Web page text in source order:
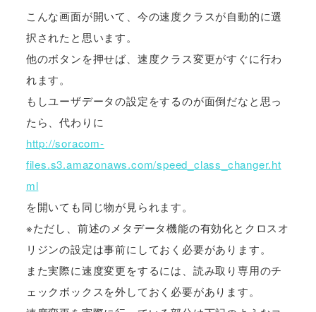
こんな画面が開いて、今の速度クラスが自動的に選
択されたと思います。
他のボタンを押せば、速度クラス変更がすぐに行わ
れます。
もしユーザデータの設定をするのが面倒だなと思っ
たら、代わりに
http://soracom-
files.s3.amazonaws.com/speed_class_changer.ht
ml
を開いても同じ物が見られます。
※ただし、前述のメタデータ機能の有効化とクロスオ
リジンの設定は事前にしておく必要があります。
また実際に速度変更をするには、読み取り専用のチ
ェックボックスを外しておく必要があります。